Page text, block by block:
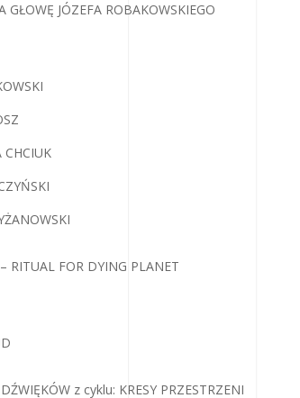
GŁOWĘ JÓZEFA ROBAKOWSKIEGO
CHCIUK
RITUAL FOR DYING PLANET
z cyklu: KRESY PRZESTRZENI